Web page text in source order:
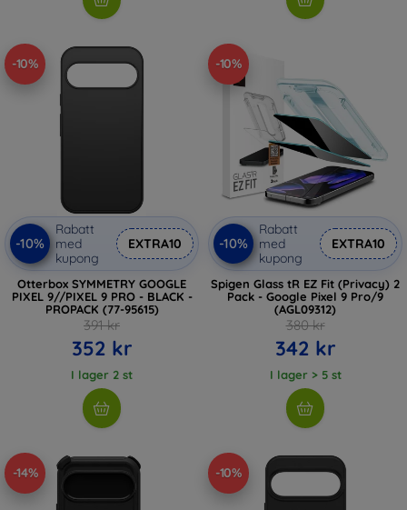
-10%
-10%
Rabatt
med
kupong
EXTRA10
Otterbox SYMMETRY GOOGLE
PIXEL 9//PIXEL 9 PRO - BLACK -
PROPACK (77-95615)
391 kr
352 kr
I lager 2 st
-10%
-10%
Rabatt
med
kupong
EXTRA10
Spigen Glass tR EZ Fit (Privacy) 2
Pack - Google Pixel 9 Pro/9
(AGL09312)
380 kr
342 kr
I lager > 5 st
-14% -10%